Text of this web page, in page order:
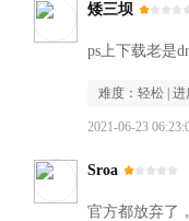
矮三坝
ps上下载老是
难度： 轻松 |
2021-06-23
Sroa
官方都放弃了